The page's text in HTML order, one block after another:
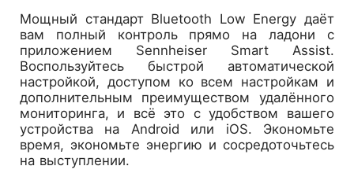
Мощный стандарт Bluetooth Low Energy даёт
вам полный контроль прямо на ладони с
приложением Sennheiser Smart Assist.
Воспользуйтесь быстрой автоматической
настройкой, доступом ко всем настройкам и
дополнительным преимуществом удалённого
мониторинга, и всё это с удобством вашего
устройства на Android или iOS. Экономьте
время, экономьте энергию и сосредоточьтесь
на выступлении.